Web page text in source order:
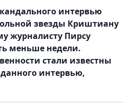
интервью
звезды Криштиану
журналисту Пирсу
меньше недели.
стали известны
интервью,